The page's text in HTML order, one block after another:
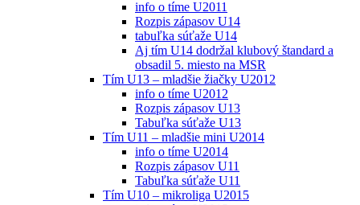
info o tíme U2011
Rozpis zápasov U14
tabuľka súťaže U14
Aj tím U14 dodržal klubový štandard a
obsadil 5. miesto na MSR
Tím U13 – mladšie žiačky U2012
info o tíme U2012
Rozpis zápasov U13
Tabuľka súťaže U13
Tím U11 – mladšie mini U2014
info o tíme U2014
Rozpis zápasov U11
Tabuľka súťaže U11
Tím U10 – mikroliga U2015